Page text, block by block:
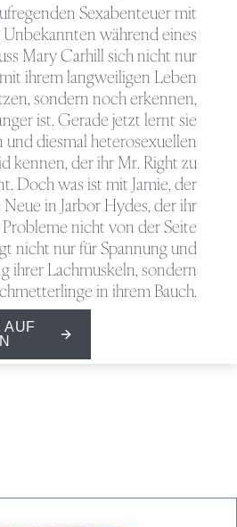
Sexabenteuer mit
während eines
Mary Carhill sich nicht nur
ihrem langweiligen Leben
sondern noch erkennen,
ist. Gerade jetzt lernt sie
diesmal heterosexuellen
kennen, der ihr Mr. Right zu
Doch was ist mit Jamie, der
in Jarbor Hydes, der ihr
nicht von der Seite
nicht nur für Spannung und
ihrer Lachmuskeln, sondern
in ihrem Bauch.
AUF